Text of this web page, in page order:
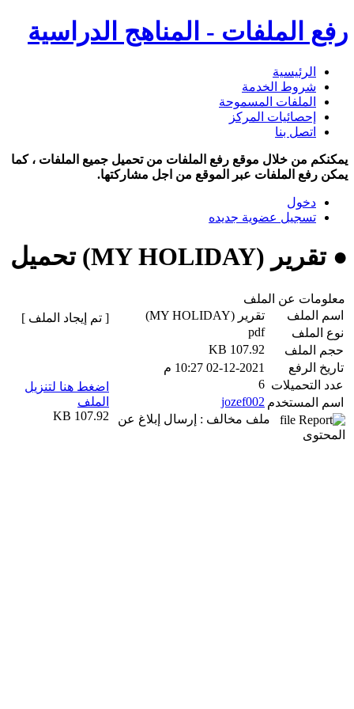
رفع الملفات - المناهج الدراسية
الرئيسية
شروط الخدمة
الملفات المسموحة
إحصائيات المركز
اتصل بنا
يمكنكم من خلال موقع رفع الملفات من تحميل جميع الملفات ، كما
يمكن رفع الملفات عبر الموقع من اجل مشاركتها.
دخول
تسجيل عضوية جديده
● تقرير (MY HOLIDAY) تحميل
معلومات عن الملف
اسم الملف
تقرير (MY HOLIDAY)
نوع الملف
pdf
حجم الملف
107.92 KB
تاريخ الرفع
02-12-2021 10:27 م
عدد التحميلات 6
اسم المستخدم jozef002
ملف مخالف : إرسال إبلاغ عن
المحتوى
[ تم إيجاد الملف ]
اضغط هنا لتنزيل
الملف
107.92 KB